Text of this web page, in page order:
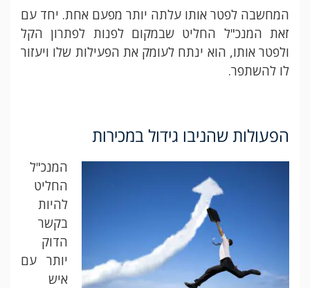
המחשבה לפטר אותו עלתה יותר מפעם אחת. יחד עם
זאת המנכ"ל החליט שבמקום לפנות לפתרון הקל
ולפטר אותו, הוא ינתח לעומק את הפעילות שלו ויעזור
לו להשתפר.
הפעולות שהניבו גידול במכירות
המנכ"ל
החליט
להיות
בקשר
הדוק
יותר עם
איש